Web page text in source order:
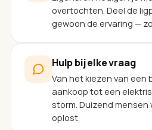
overtochten. Deel de
gewoon de ervaring —
Hulp bij elke vraag
Van het kiezen van een
aankoop tot een
storm. Duizend
oplost.